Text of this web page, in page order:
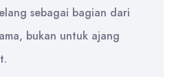
sebagai bagian dari
bukan untuk ajang